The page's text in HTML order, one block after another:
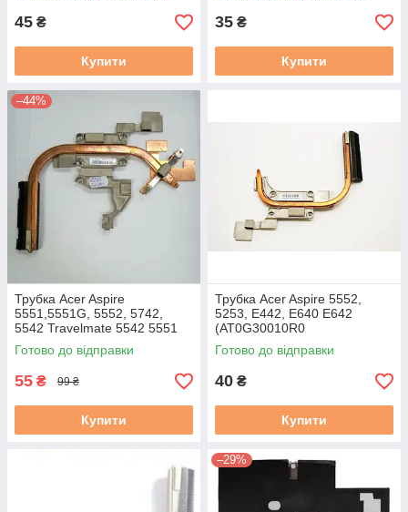
45 ₴
Купити
35 ₴
Купити
–44%
Трубка Acer Aspire
5551,5551G, 5552, 5742,
5542 Travelmate 5542 5551
5742 (AT0C6006DR00
AT0G3002DR0) бв
Готово до відправки
55 ₴ 99 ₴
Купити
Трубка Acer Aspire 5552,
5253, E442, E640 E642
(AT0G30010R0
AT0G30010V0)бв
Готово до відправки
40 ₴
Купити
–29%